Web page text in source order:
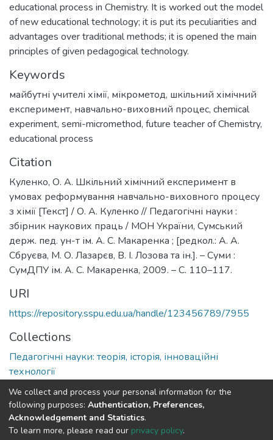
educational process in Chemistry. It is worked out the model
of new educational technology; it is put its peculiarities and
advantages over traditional methods; it is opened the main
principles of given pedagogical technology.
Keywords
майбутні учителі хімії, мікрометод, шкільний хімічний
експеримент, навчально-виховний процес, chemical
experiment, semi-micromethod, future teacher of Chemistry,
educational process
Citation
Куленко, О. А. Шкільний хімічний експеримент в
умовах реформування навчально-виховного процесу
з хімії [Текст] / О. А. Куленко // Педагогічні науки :
збірник наукових праць / МОН України, Сумський
держ. пед. ун-т ім. А. С. Макаренка ; [редкол.: А. А.
Сбруєва, М. О. Лазарєв, В. І. Лозова та ін.]. – Суми :
СумДПУ ім. А. С. Макаренка, 2009. – С. 110–117.
URI
https://repository.sspu.edu.ua/handle/123456789/7955
Collections
Педагогічні науки: теорія, історія, інноваційні
технології
Full item page Google Scholar
DSpace software and SSPU named after A.S. Makarenko
We collect and process your personal information for the
following purposes: Authentication, Preferences,
Acknowledgement and Statistics.
To learn more, please read our privacy policy.